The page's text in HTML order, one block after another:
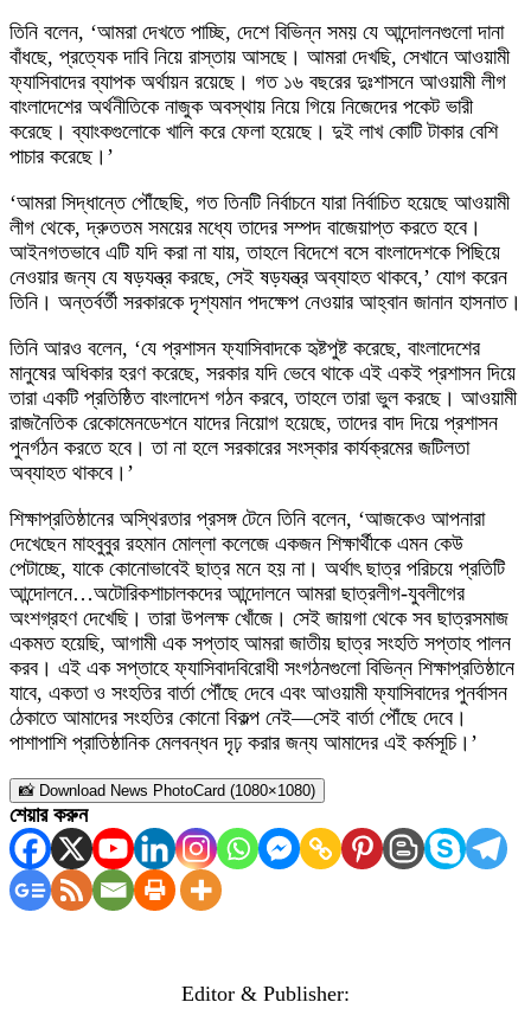
তিনি বলেন, ‘আমরা দেখতে পাচ্ছি, দেশে বিভিন্ন সময় যে আন্দোলনগুলো দানা
বাঁধছে, প্রত্যেক দাবি নিয়ে রাস্তায় আসছে। আমরা দেখছি, সেখানে আওয়ামী
ফ্যাসিবাদের ব্যাপক অর্থায়ন রয়েছে। গত ১৬ বছরের দুঃশাসনে আওয়ামী লীগ
বাংলাদেশের অর্থনীতিকে নাজুক অবস্থায় নিয়ে গিয়ে নিজেদের পকেট ভারী
করেছে। ব্যাংকগুলোকে খালি করে ফেলা হয়েছে। দুই লাখ কোটি টাকার বেশি
পাচার করেছে।’
‘আমরা সিদ্ধান্তে পৌঁছেছি, গত তিনটি নির্বাচনে যারা নির্বাচিত হয়েছে আওয়ামী
লীগ থেকে, দ্রুততম সময়ের মধ্যে তাদের সম্পদ বাজেয়াপ্ত করতে হবে।
আইনগতভাবে এটি যদি করা না যায়, তাহলে বিদেশে বসে বাংলাদেশকে পিছিয়ে
নেওয়ার জন্য যে ষড়যন্ত্র করছে, সেই ষড়যন্ত্র অব্যাহত থাকবে,’ যোগ করেন
তিনি। অন্তর্বর্তী সরকারকে দৃশ্যমান পদক্ষেপ নেওয়ার আহ্বান জানান হাসনাত।
তিনি আরও বলেন, ‘যে প্রশাসন ফ্যাসিবাদকে হৃষ্টপুষ্ট করেছে, বাংলাদেশের
মানুষের অধিকার হরণ করেছে, সরকার যদি ভেবে থাকে এই একই প্রশাসন দিয়ে
তারা একটি প্রতিষ্ঠিত বাংলাদেশ গঠন করবে, তাহলে তারা ভুল করছে। আওয়ামী
রাজনৈতিক রেকোমেনডেশনে যাদের নিয়োগ হয়েছে, তাদের বাদ দিয়ে প্রশাসন
পুনর্গঠন করতে হবে। তা না হলে সরকারের সংস্কার কার্যক্রমের জটিলতা
অব্যাহত থাকবে।’
শিক্ষাপ্রতিষ্ঠানের অস্থিরতার প্রসঙ্গ টেনে তিনি বলেন, ‘আজকেও আপনারা
দেখেছেন মাহবুবুর রহমান মোল্লা কলেজে একজন শিক্ষার্থীকে এমন কেউ
পেটাচ্ছে, যাকে কোনোভাবেই ছাত্র মনে হয় না। অর্থাৎ ছাত্র পরিচয়ে প্রতিটি
আন্দোলনে…অটোরিকশাচালকদের আন্দোলনে আমরা ছাত্রলীগ-যুবলীগের
অংশগ্রহণ দেখেছি। তারা উপলক্ষ খোঁজে। সেই জায়গা থেকে সব ছাত্রসমাজ
একমত হয়েছি, আগামী এক সপ্তাহ আমরা জাতীয় ছাত্র সংহতি সপ্তাহ পালন
করব। এই এক সপ্তাহে ফ্যাসিবাদবিরোধী সংগঠনগুলো বিভিন্ন শিক্ষাপ্রতিষ্ঠানে
যাবে, একতা ও সংহতির বার্তা পৌঁছে দেবে এবং আওয়ামী ফ্যাসিবাদের পুনর্বাসন
ঠেকাতে আমাদের সংহতির কোনো বিকল্প নেই—সেই বার্তা পৌঁছে দেবে।
পাশাপাশি প্রাতিষ্ঠানিক মেলবন্ধন দৃঢ় করার জন্য আমাদের এই কর্মসূচি।’
📸 Download News PhotoCard (1080×1080)
শেয়ার করুন
Editor & Publisher: